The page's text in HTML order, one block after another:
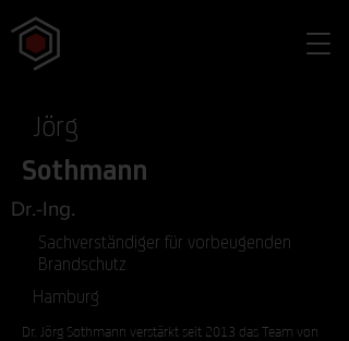
Jörg
Sothmann
Dr.-Ing.
Sachverständiger für vorbeugenden
Brandschutz
Hamburg
Dr. Jörg Sothmann verstärkt seit 2013 das Team von